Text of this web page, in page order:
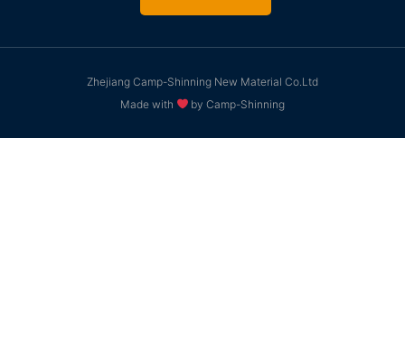
Zhejiang Camp-Shinning New Material Co.Ltd
Made with
by Camp-Shinning